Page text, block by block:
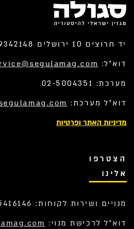
יד חרוצים 10 ירושלים 9342148
דוא”ל:
מערכת: 02-5004351
דוא”ל מערכת:
מדיניות האתר ופרטיות
הצטרפו
אלינו
מנויים ושירות לקוחות: 058-5416146
דוא”ל לרכישת מנוי: